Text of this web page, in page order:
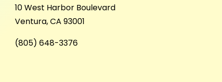
10 West Harbor Boulevard
Ventura, CA 93001
(805) 648-3376